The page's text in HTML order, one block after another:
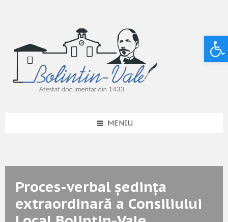
MENIU
Proces-verbal ședința
extraordinară a Consiliului
Deschide bara de unelte